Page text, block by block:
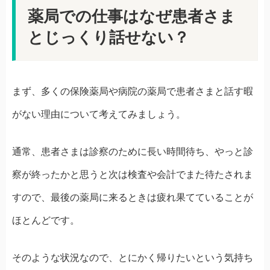
薬局での仕事はなぜ患者さま
とじっくり話せない？
まず、多くの保険薬局や病院の薬局で患者さまと話す暇
がない理由について考えてみましょう。
通常、患者さまは診察のために長い時間待ち、やっと診
察が終ったかと思うと次は検査や会計でまた待たされま
すので、最後の薬局に来るときは疲れ果てていることが
ほとんどです。
そのような状況なので、とにかく帰りたいという気持ち